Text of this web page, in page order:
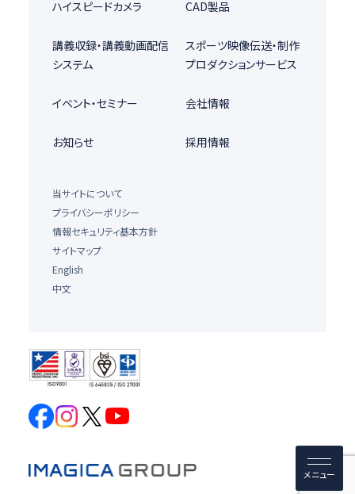
ハイスピードカメラ CAD製品
講義収録・講義動画配信
システム
スポーツ映像伝送・制作
プロダクションサービス
イベント・セミナー 会社情報
お知らせ 採用情報
当サイトについて
プライバシーポリシー
情報セキュリティ基本方針
サイトマップ
English
中文